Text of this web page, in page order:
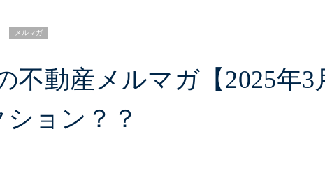
メルマガ
不動産メルマガ【2025年
ション？？